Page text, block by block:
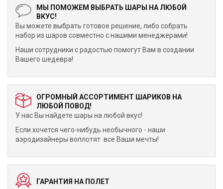
МЫ ПОМОЖЕМ ВЫБРАТЬ ШАРЫ НА ЛЮБОЙ
ВКУС!
Вы можете выбрать готовое решение, либо собрать
набор из шаров совместно с нашими менеджерами!
Наши сотрудники с радостью помогут Вам в создании
Вашего шедевра!
ОГРОМНЫЙ АССОРТИМЕНТ ШАРИКОВ НА
ЛЮБОЙ ПОВОД!
У нас Вы найдете шары на любой вкус!
Если хочется чего-нибудь необычного - наши
аэродизайнеры воплотят все Ваши мечты!
ГАРАНТИЯ НА ПОЛЕТ